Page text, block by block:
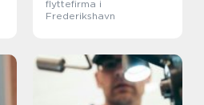
flyttefirma i
Frederikshavn